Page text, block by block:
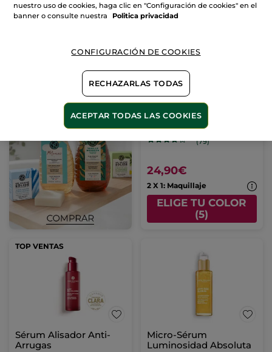
BB Cream hidratante
SPF50 - Claro
Tubo 40 ml - 5 colores
(79)
24,90€
2 X 1: Maquillaje
ELIGE TU COLOR
(5)
TOP VENTAS
Sérum Alisador Anti-
Arrugas
Micro-Sérum
Luminosidad Absoluta
nuestro uso de cookies, haga clic en "Configuración de cookies" en el
banner o consulte nuestra
Politica privacidad
CONFIGURACIÓN DE COOKIES
RECHAZARLAS TODAS
ACEPTAR TODAS LAS COOKIES